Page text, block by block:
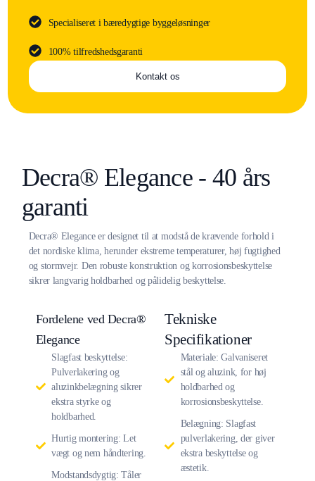
Specialiseret i bæredygtige byggeløsninger
100% tilfredshedsgaranti
Kontakt os
Decra® Elegance - 40 års
garanti
Decra® Elegance er designet til at modstå de krævende forhold i
det nordiske klima, herunder ekstreme temperaturer, høj fugtighed
og stormvejr. Den robuste konstruktion og korrosionsbeskyttelse
sikrer langvarig holdbarhed og pålidelig beskyttelse.
Fordelene ved Decra®
Elegance
Slagfast beskyttelse:
Pulverlakering og
aluzinkbelægning sikrer
ekstra styrke og
holdbarhed.
Hurtig montering: Let
vægt og nem håndtering.
Modstandsdygtig: Tåler
Tekniske
Specifikationer
Materiale: Galvaniseret
stål og aluzink, for høj
holdbarhed og
korrosionsbeskyttelse.
Belægning: Slagfast
pulverlakering, der giver
ekstra beskyttelse og
æstetik.